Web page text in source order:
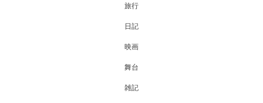
旅行
日記
映画
舞台
雑記